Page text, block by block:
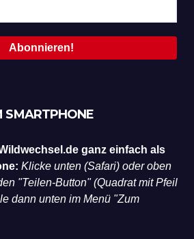
SMARTPHONE
ganz einfach als
Klicke unten (Safari) oder oben
"Teilen-Button" (Quadrat mit Pfeil
dann unten im Menü "Zum